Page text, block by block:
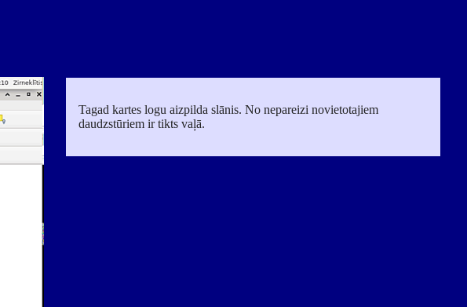
Tagad kartes logu aizpilda slānis. No nepareizi novietotajiem
daudzstūriem ir tikts vaļā.